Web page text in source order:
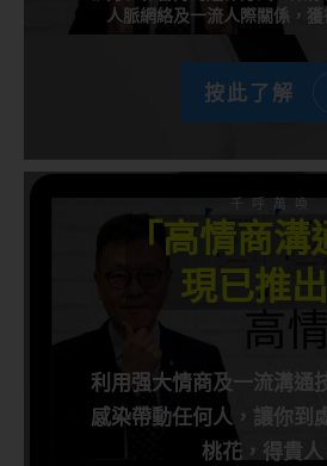
人脈網絡及一流人際關係，獲
按此了解
千呼萬喚
「高情商溝
現已推出
利用强大情商及一流溝通
感染帶動任何人，讓你到
桃花，得貴人